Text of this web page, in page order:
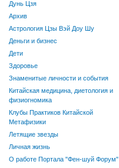
Дунь Цзя
Архив
Астрология Цзы Вэй Доу Шу
Деньги и бизнес
Дети
Здоровье
Знаменитые личности и события
Китайская медицина, диетология и
физиогномика
Клубы Практиков Китайской
Метафизики
Летящие звезды
Личная жизнь
О работе Портала "Фен-шуй Форум"